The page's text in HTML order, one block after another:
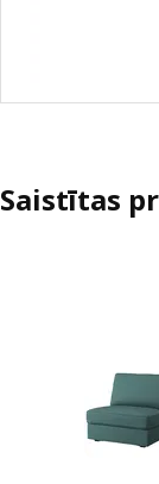
Saistītas